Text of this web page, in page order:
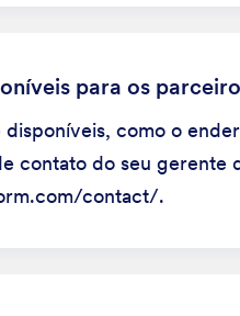
para os
como o
contato do seu
contact/.